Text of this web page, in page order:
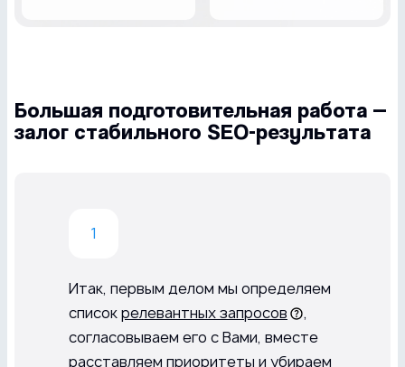
Большая подготовительная работа —
залог стабильного SEO-результата
Итак, первым делом мы определяем
списокрелевантных запросов
,
согласовываем его с Вами, вместе
расставляем приоритеты и убираем